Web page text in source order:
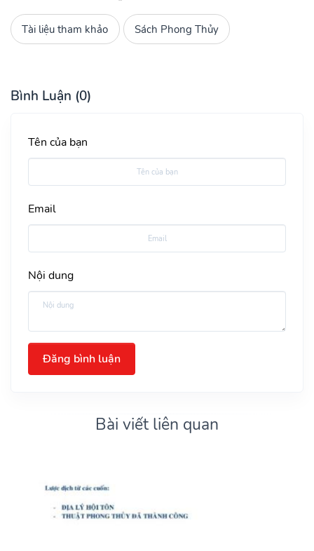
Tài liệu tham khảo Sách Phong Thủy
Bình Luận (0)
Tên của bạn
Email
Nội dung
Đăng bình luận
Bài viết liên quan